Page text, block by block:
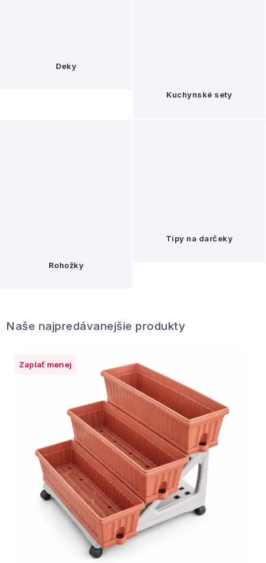
Deky
Kuchynské sety
Rohožky
Tipy na darčeky
Naše najpredávanejšie produkty
Zaplať menej